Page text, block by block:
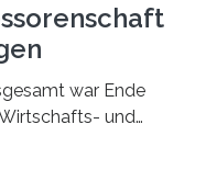
war Ende
und